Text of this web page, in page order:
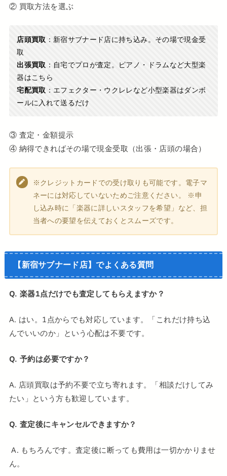
② 買取方法を選ぶ
店頭買取 ：新宿サブナード店に持ち込み。その場で現金受
取
出張買取 ：自宅でプロが査定。ピアノ・ドラムなど大型楽
器はこちら
宅配買取 ：エフェクター・ウクレレなど小型楽器はダンボ
ールに入れて送るだけ
③ 査定・金額提示
④ 納得できればその場で現金受取（出張・店頭の場合）
※クレジットカードでの受け取りも可能です。電子マ
ネーには対応していないためご注意ください。 ※申
し込み時に「楽器に詳しいスタッフを希望」など、担
当者への要望を伝えておくとスムーズです。
【新宿サブナード店】でよくある質問
Q. 楽器1点だけでも査定してもらえますか？
A. はい。1点からでも対応しています。「これだけ持ち込
んでいいのか」という心配は不要です。
Q. 予約は必要ですか？
A. 店頭買取は予約不要で立ち寄れます。「相談だけしてみ
たい」という方も歓迎しています。
Q. 査定後にキャンセルできますか？
A. もちろんです。査定後に断っても費用は一切かかりませ
ん。